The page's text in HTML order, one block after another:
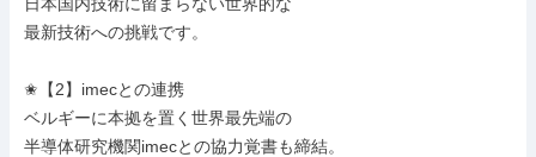
最新技術への挑戦です。
✬【2】imecとの連携
ベルギーに本拠を置く世界最先端の
半導体研究機関imecとの協力覚書も締結。